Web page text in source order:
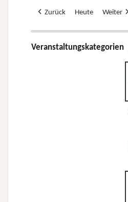
Zurück Heute Weiter
Veranstaltungskategorien